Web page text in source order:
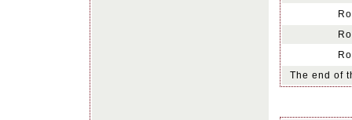
The end of